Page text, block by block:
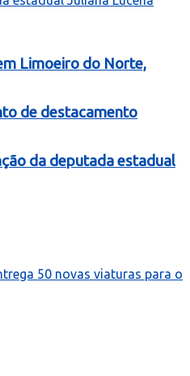
Limoeiro do Norte,
de destacamento
da deputada estadual